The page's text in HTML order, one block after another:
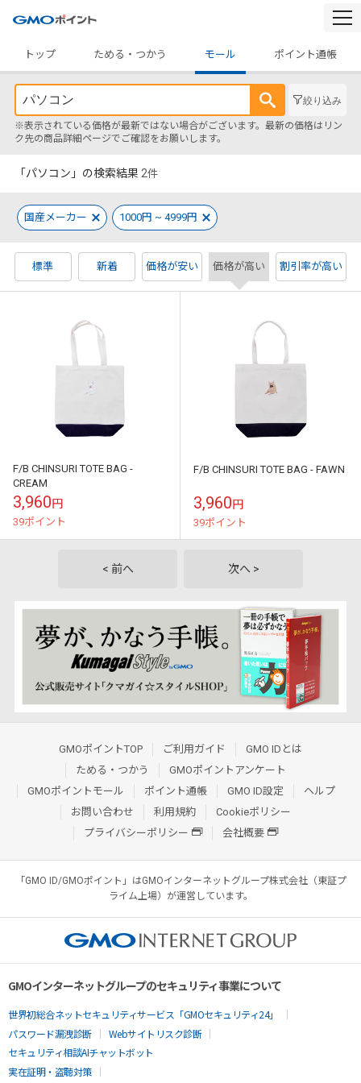
トップ
ためる・つかう モール ポイント通帳
絞り込み
※表示されている価格が最新ではない場合がございます。最新の価格はリン
ク先の商品詳細ページでご確認をお願いします。
「パソコン」の検索結果 2件
国産メーカー 1000円 ~ 4999円
標準 新着 価格が安い 価格が高い 割引率が高い
F/B CHINSURI TOTE BAG -
CREAM
3,960円
39ポイント
F/B CHINSURI TOTE BAG - FAWN
3,960円
39ポイント
< 前へ 次へ >
GMOポイントTOP ご利用ガイド
GMO IDとは
ためる・つかう
GMOポイントアンケート
GMOポイントモール
ポイント通帳 GMO ID設定
ヘルプ
お問い合わせ
利用規約
Cookieポリシー
プライバシーポリシー
会社概要
「GMO ID/GMOポイント」はGMOインターネットグループ株式会社（東証プ
ライム上場）が運営しています。
GMOインターネットグループのセキュリティ事業について
世界初総合ネットセキュリティサービス「GMOセキュリティ24」
パスワード漏洩診断
Webサイトリスク診断
セキュリティ相談AIチャットボット
実在証明・盗聴対策